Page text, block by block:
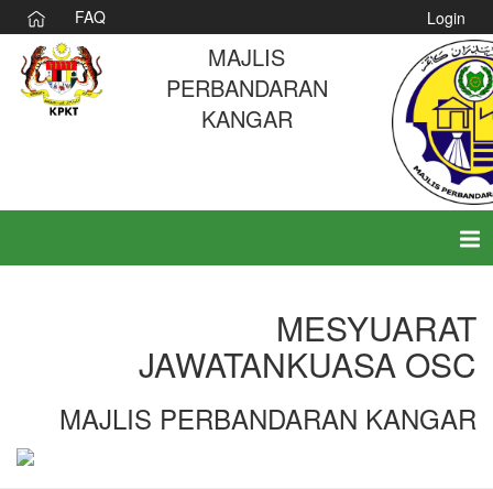
FAQ Login
MAJLIS
PERBANDARAN
KANGAR
MESYUARAT
JAWATANKUASA OSC
MAJLIS PERBANDARAN KANGAR